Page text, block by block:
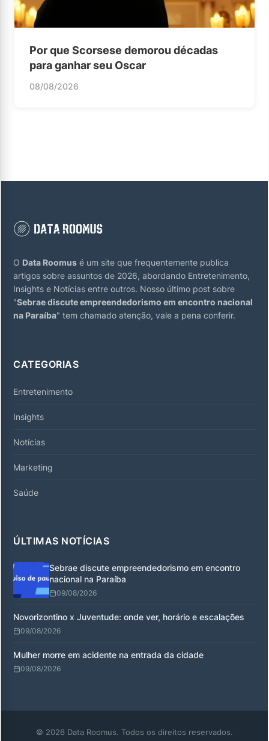
Por que Scorsese demorou décadas
para ganhar seu Oscar
08/08/2026
O Data Roomus é um site que frequentemente publica
artigos sobre assuntos de 2026, abordando Entretenimento,
Insights e Notícias entre outros. Nosso último post sobre
"Sebrae discute empreendedorismo em encontro nacional
na Paraíba" tem chamado atenção, vale a pena conferir.
CATEGORIAS
Entretenimento
Insights
Notícias
Marketing
Saúde
ÚLTIMAS NOTÍCIAS
Sebrae discute empreendedorismo em encontro
nacional na Paraíba
09/08/2026
Novorizontino x Juventude: onde ver, horário e escalações
09/08/2026
Mulher morre em acidente na entrada da cidade
09/08/2026
© 2026 Data Roomus. Todos os direitos reservados.